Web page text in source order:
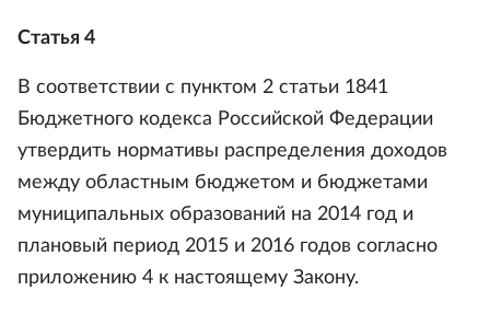
Статья 4
В соответствии с пунктом 2 статьи 1841
Бюджетного кодекса Российской Федерации
утвердить нормативы распределения доходов
между областным бюджетом и бюджетами
муниципальных образований на 2014 год и
плановый период 2015 и 2016 годов согласно
приложению 4 к настоящему Закону.